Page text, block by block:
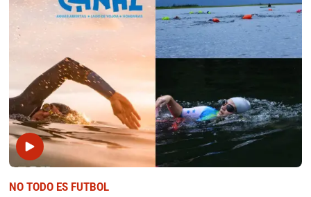
NO TODO ES FUTBOL